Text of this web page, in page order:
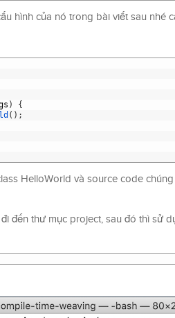
hình của nó trong bài viết sau nhé
)
{
( ) ;
HelloWorld và source code
đến thư mục project, sau đó thì sử